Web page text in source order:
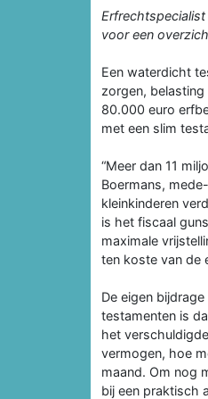
voor een
Een waterdicht
zorgen,
80.000 euro
met een slim
“Meer dan 11
Boermans,
kleinkinderen
is het fiscaal
maximale
ten koste van de
De eigen
testamenten is
het
vermogen, hoe
maand. Om nog
bij een praktisch